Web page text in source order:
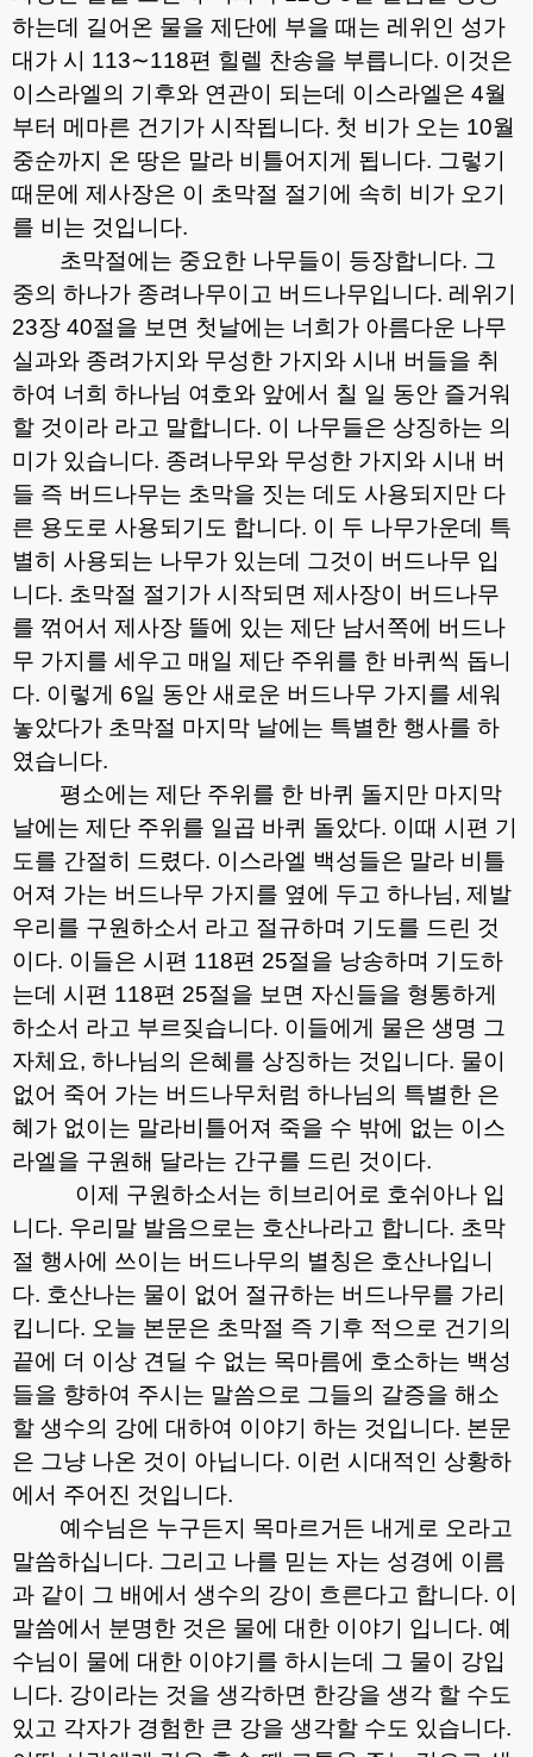
하는데 길어온 물을 제단에 부을 때는 레위인 성가
대가 시
113∼118편 힐렐 찬송을 부릅니다. 이것은
이스라엘의 기후와 연관이 되는데 이스라엘은 4월
부터 메마른 건기가 시작됩니다. 첫 비가 오는 10월
중순까지 온 땅은 말라 비틀어지게 됩니다. 그렇기
때문에 제사장은 이 초막절 절기에 속히 비가 오기
를 비는 것입니다.
초막절에는 중요한 나무들이 등장합니다. 그
중의 하나가 종려나무이고 버드나무입니다. 레위기
23장 40절을 보면 첫날에는 너희가 아름다운 나무
실과와 종려가지와 무성한 가지와 시내 버들을 취
하여 너희 하나님 여호와 앞에서 칠 일 동안 즐거워
할 것이라 라고 말합니다. 이 나무들은 상징하는 의
미가 있습니다. 종려나무와 무성한 가지와 시내 버
들 즉 버드나무는 초막을 짓는 데도 사용되지만 다
른 용도로 사용되기도 합니다. 이 두 나무가운데 특
별히 사용되는 나무가 있는데 그것이 버드나무 입
니다. 초막절 절기가 시작되면 제사장이 버드나무
를 꺾어서 제사장 뜰에 있는 제단 남서쪽에 버드나
무 가지를 세우고 매일 제단 주위를 한 바퀴씩 돕니
다. 이렇게 6일 동안 새로운 버드나무 가지를 세워
놓았다가 초막절 마지막 날에는 특별한 행사를 하
였습니다.
평소에는 제단 주위를 한 바퀴 돌지만 마지막
날에는 제단 주위를 일곱 바퀴 돌았다. 이때 시편 기
도를 간절히 드렸다. 이스라엘 백성들은 말라 비틀
어져 가는 버드나무 가지를 옆에 두고 하나님, 제발
우리를 구원하소서 라고 절규하며 기도를 드린 것
이다. 이들은 시편 118편 25절을 낭송하며 기도하
는데 시편 118편 25절을 보면 자신들을 형통하게
하소서 라고 부르짖습니다. 이들에게 물은 생명 그
자체요, 하나님의 은혜를 상징하는 것입니다. 물이
없어 죽어 가는 버드나무처럼 하나님의 특별한 은
혜가 없이는 말라비틀어져 죽을 수 밖에 없는 이스
라엘을 구원해 달라는 간구를 드린 것이다.
이제 구원하소서는 히브리어로 호쉬아나 입
니다. 우리말 발음으로는 호산나라고 합니다. 초막
절 행사에 쓰이는 버드나무의 별칭은 호산나입니
다. 호산나는 물이 없어 절규하는 버드나무를 가리
킵니다. 오늘 본문은 초막절 즉 기후 적으로 건기의
끝에 더 이상 견딜 수 없는 목마름에 호소하는 백성
들을 향하여 주시는 말씀으로 그들의 갈증을 해소
할 생수의 강에 대하여 이야기 하는 것입니다. 본문
은 그냥 나온 것이 아닙니다. 이런 시대적인 상황하
에서 주어진 것입니다.
예수님은 누구든지 목마르거든 내게로 오라고
말씀하십니다. 그리고 나를 믿는 자는 성경에 이름
과 같이 그 배에서 생수의 강이 흐른다고 합니다. 이
말씀에서 분명한 것은 물에 대한 이야기 입니다. 예
수님이 물에 대한 이야기를 하시는데 그 물이 강입
니다. 강이라는 것을 생각하면 한강을 생각 할 수도
있고 각자가 경험한 큰 강을 생각할 수도 있습니다.